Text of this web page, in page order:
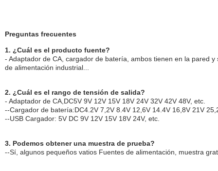
Preguntas frecuentes
1. ¿Cuál es el producto fuente?
- Adaptador de CA, cargador de batería, ambos tienen en la pared
de alimentación industrial...
2. ¿Cuál es el rango de tensión de salida?
- Adaptador de CA,DC5V 9V 12V 15V 18V 24V 32V 42V 48V, etc.
--Cargador de batería:DC4.2V 7,2V 8.4V 12,6V 14.4V 16,8V 21V
--USB Cargador: 5V DC 9V 12V 15V 18V 24V, etc.
3. Podemos obtener una muestra de prueba?
--Sí, algunos pequeños vatios Fuentes de alimentación, muestra